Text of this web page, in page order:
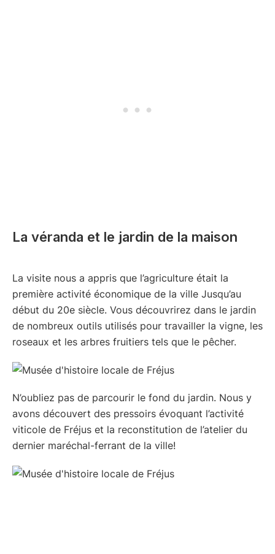
La véranda et le jardin de la maison
La visite nous a appris que l’agriculture était la
première activité économique de la ville Jusqu’au
début du 20e siècle. Vous découvrirez dans le jardin
de nombreux outils utilisés pour travailler la vigne, les
roseaux et les arbres fruitiers tels que le pêcher.
N’oubliez pas de parcourir le fond du jardin. Nous y
avons découvert des pressoirs évoquant l’activité
viticole de Fréjus et la reconstitution de l’atelier du
dernier maréchal-ferrant de la ville!